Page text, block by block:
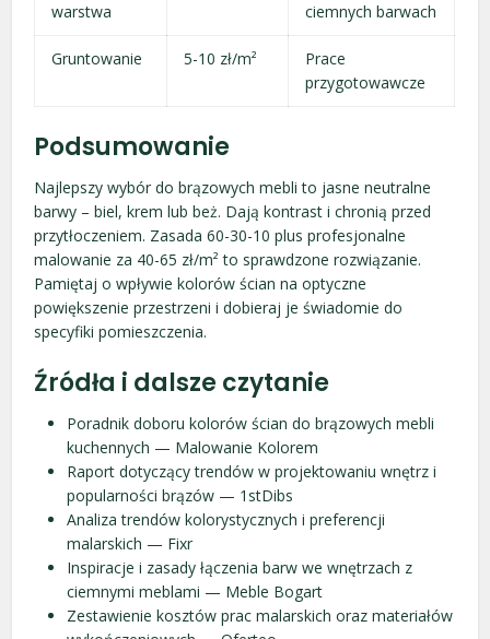
warstwa
ciemnych barwach
Gruntowanie 5-10 zł/m²
Prace
przygotowawcze
Podsumowanie
Najlepszy wybór do brązowych mebli to jasne neutralne
barwy – biel, krem lub beż. Dają kontrast i chronią przed
przytłoczeniem. Zasada 60-30-10 plus profesjonalne
malowanie za 40-65 zł/m² to sprawdzone rozwiązanie.
Pamiętaj o wpływie kolorów ścian na optyczne
powiększenie przestrzeni i dobieraj je świadomie do
specyfiki pomieszczenia.
Źródła i dalsze czytanie
Poradnik doboru kolorów ścian do brązowych mebli
kuchennych — Malowanie Kolorem
Raport dotyczący trendów w projektowaniu wnętrz i
popularności brązów — 1stDibs
Analiza trendów kolorystycznych i preferencji
malarskich — Fixr
Inspiracje i zasady łączenia barw we wnętrzach z
ciemnymi meblami — Meble Bogart
Zestawienie kosztów prac malarskich oraz materiałów